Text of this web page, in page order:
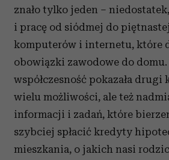
znało tylko jeden –
i pracę od siódmej do
komputerów i internetu, które
obowiązki zawodowe do
współczesność pokazała drugi
wielu możliwości, ale też
informacji i zadań, które
szybciej spłacić kredyty
mieszkania, o jakich nasi